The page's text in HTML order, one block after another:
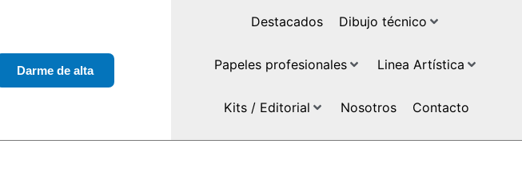
Darme de alta
Destacados Dibujo técnico
Papeles profesionales Linea Artística
Kits / Editorial Nosotros Contacto